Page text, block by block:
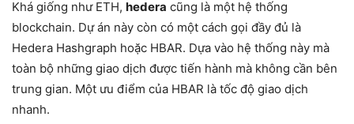
Khá giống như ETH, hedera cũng là một hệ thống
blockchain. Dự án này còn có một cách gọi đầy đủ là
Hedera Hashgraph hoặc HBAR. Dựa vào hệ thống này mà
toàn bộ những giao dịch được tiến hành mà không cần bên
trung gian. Một ưu điểm của HBAR là tốc độ giao dịch
nhanh.